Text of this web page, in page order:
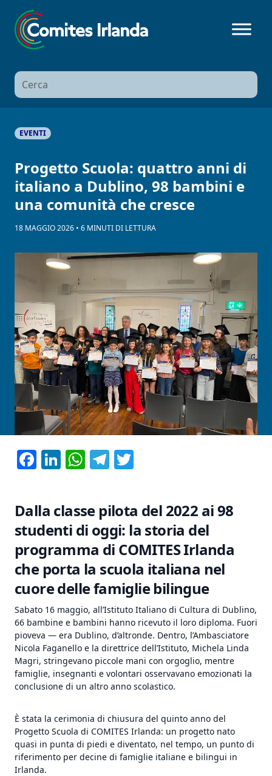
Ricerca
per:
EVENTI
Progetto Scuola: quattro anni di
italiano a Dublino, 98 bambini e
una comunità che cresce
18 MAGGIO 2026 • 6 MINUTI DI LETTURA
Facebook
LinkedIn
WhatsApp
Telegram
Dalla classe pilota del 2022 ai 98
studenti di oggi: la storia del
programma di COMITES Irlanda
che porta la scuola italiana nel
cuore delle famiglie bilingue
Sabato 16 maggio, all’Istituto Italiano di Cultura di Dublino,
66 bambine e bambini hanno ricevuto il loro diploma. Fuori
pioveva — era Dublino, d’altronde. Dentro, l’Ambasciatore
Nicola Faganello e la direttrice dell’Istituto, Michela Linda
Magri, stringevano piccole mani con orgoglio, mentre
famiglie, insegnanti e volontari osservavano emozionati la
conclusione di un altro anno scolastico.
È stata la cerimonia di chiusura del quinto anno del
Progetto Scuola di COMITES Irlanda: un progetto nato
quasi in punta di piedi e diventato, nel tempo, un punto di
riferimento per decine di famiglie italiane e bilingui in
Irlanda.